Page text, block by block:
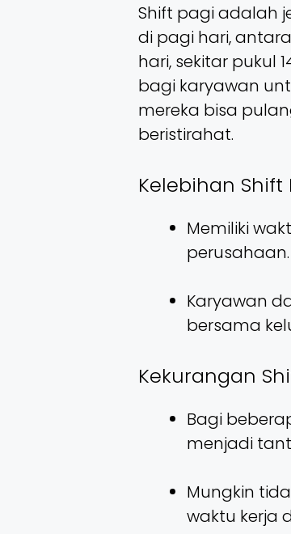
Shift pagi adalah
di pagi hari,
hari, sekitar pukul
bagi karyawan
mereka bisa
beristirahat.
Kelebihan Shift
Memiliki
perusahaan.
Karyawan
bersama
Kekurangan
Bagi
menjadi
Mungkin
waktu kerja